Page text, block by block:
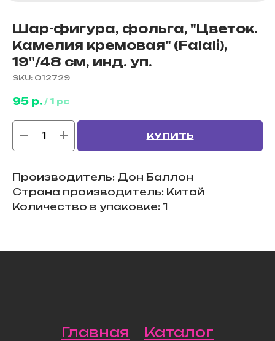
Шар-фигура, фольга, "Цветок.
Камелия кремовая" (Falali),
19"/48 см, инд. уп.
SKU: 012729
95 р. / 1 pc
КУПИТЬ
Производитель: Дон Баллон
Страна производитель: Китай
Количество в упаковке: 1
Главная
Каталог